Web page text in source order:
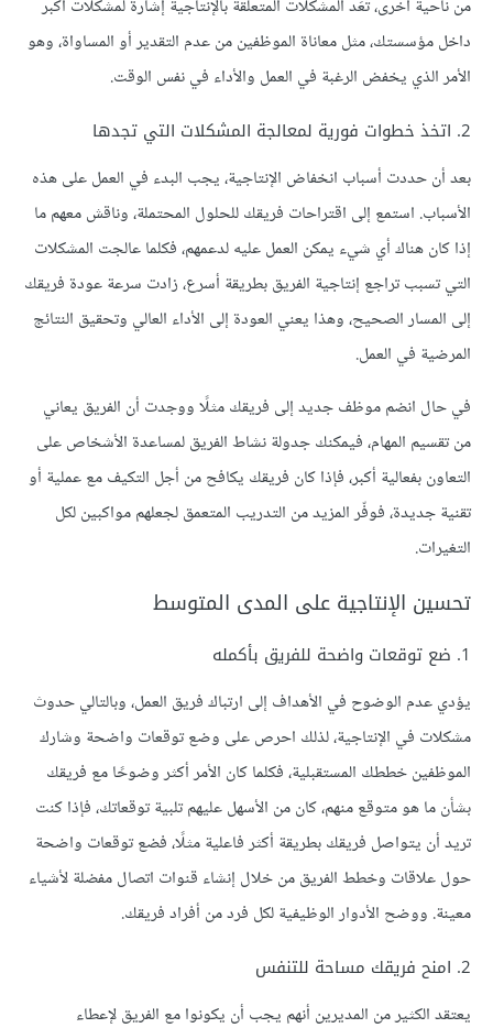
من ناحية أخرى، تُعَد المشكلات المتعلقة بالإنتاجية إشارةً لمشكلات أكبر
داخل مؤسستك، مثل معاناة الموظفين من عدم التقدير أو المساواة، وهو
الأمر الذي يخفض الرغبة في العمل والأداء في نفس الوقت.
2. اتخذ خطوات فورية لمعالجة المشكلات التي تجدها
بعد أن حددت أسباب انخفاض الإنتاجية، يجب البدء في العمل على هذه
الأسباب. استمع إلى اقتراحات فريقك للحلول المحتملة، وناقش معهم ما
إذا كان هناك أي شيء يمكن العمل عليه لدعمهم، فكلما عالجت المشكلات
التي تسبب تراجع إنتاجية الفريق بطريقة أسرع، زادت سرعة عودة فريقك
إلى المسار الصحيح، وهذا يعني العودة إلى الأداء العالي وتحقيق النتائج
المرضية في العمل.
في حال انضم موظف جديد إلى فريقك مثلًا ووجدت أن الفريق يعاني
من تقسيم المهام، فيمكنك جدولة نشاط الفريق لمساعدة الأشخاص على
التعاون بفعالية أكبر، فإذا كان فريقك يكافح من أجل التكيف مع عملية أو
تقنية جديدة، فوفّر المزيد من التدريب المتعمق لجعلهم مواكبين لكل
التغيرات.
تحسين الإنتاجية على المدى المتوسط
1. ضع توقعات واضحة للفريق بأكمله
يؤدي عدم الوضوح في الأهداف إلى ارتباك فريق العمل، وبالتالي حدوث
مشكلات في الإنتاجية، لذلك احرص على وضع توقعات واضحة وشارك
الموظفين خططك المستقبلية، فكلما كان الأمر أكثر وضوحًا مع فريقك
بشأن ما هو متوقع منهم، كان من الأسهل عليهم تلبية توقعاتك، فإذا كنت
تريد أن يتواصل فريقك بطريقة أكثر فاعلية مثلًا، فضع توقعات واضحة
حول علاقات وخطط الفريق من خلال إنشاء قنوات اتصال مفضلة لأشياء
معينة. ووضح الأدوار الوظيفية لكل فرد من أفراد فريقك.
2. امنح فريقك مساحة للتنفس
يعتقد الكثير من المديرين أنهم يجب أن يكونوا مع الفريق لإعطاء